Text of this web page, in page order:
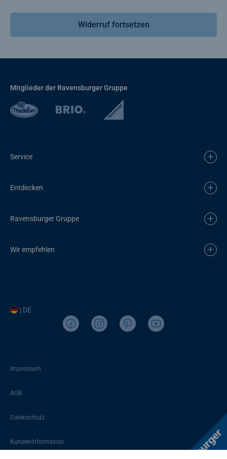
Widerruf fortsetzen
Mitglieder der Ravensburger Gruppe
Service
Entdecken
Ravensburger Gruppe
Wir empfehlen
| DE
Impressum
AGB
Datenschutz
Kundeninformation